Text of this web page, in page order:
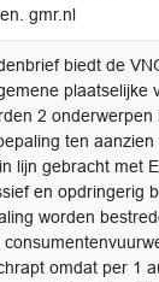
gmr.nl
biedt de
plaatselijke
2 onderwerpen
ten aanzien
lijn gebracht met
en opdringerig
worden
omdat per 1